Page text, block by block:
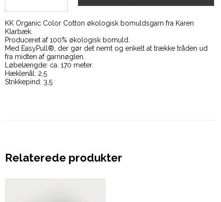
KK Organic Color Cotton økologisk bomuldsgarn fra Karen
Klarbæk.
Produceret af 100% økologisk bomuld.
Med EasyPull®, der gør det nemt og enkelt at trække tråden ud
fra midten af garnnøglen.
Løbelængde: ca. 170 meter.
Hæklenål: 2,5
Strikkepind: 3,5
Relaterede produkter